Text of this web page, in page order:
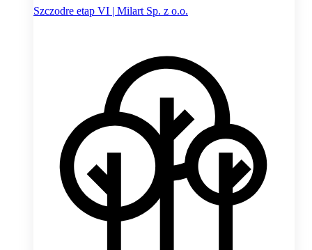
Szczodre etap VI | Milart Sp. z o.o.